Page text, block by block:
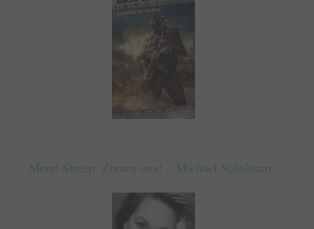
Meryl Streep. Znowu ona! – Michael Schulman